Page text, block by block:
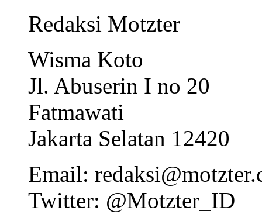
Redaksi Motzter
Wisma Koto
Jl. Abuserin I no 20
Fatmawati
Jakarta Selatan 12420
Email:
Twitter: @Motzter_ID